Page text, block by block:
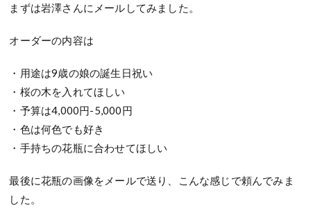
まずは岩澤さんにメールしてみました。
オーダーの内容は
・用途は9歳の娘の誕生日祝い
・桜の木を入れてほしい
・予算は4,000円-5,000円
・色は何色でも好き
・手持ちの花瓶に合わせてほしい
最後に花瓶の画像をメールで送り、こんな感じで頼んでみま
した。